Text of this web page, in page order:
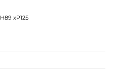
xP125